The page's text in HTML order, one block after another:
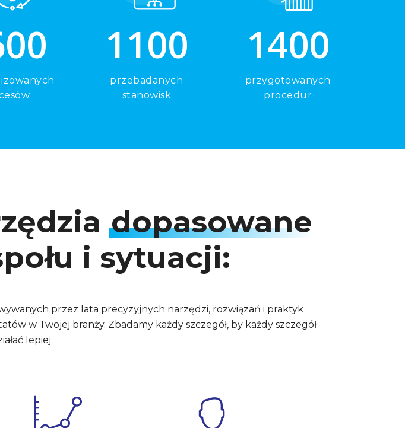
00 1100
przebadanych
stanowisk
1400
przygotowanych
procedur
dopasowane
i sytuacji:
przez lata precyzyjnych narzędzi, rozwiązań i praktyk
w Twojej branży. Zbadamy każdy szczegół, by każdy szczegół
lepiej: